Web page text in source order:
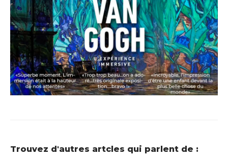
Trouvez d'autres artcles qui parlent de :